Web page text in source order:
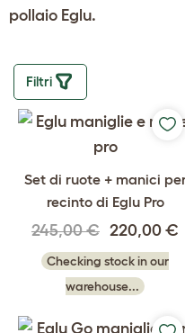
pollaio Eglu.
Filtri
Set di ruote + manici
recinto di Eglu Pro
245,00 € 220,00 €
Checking stock in our
warehouse...